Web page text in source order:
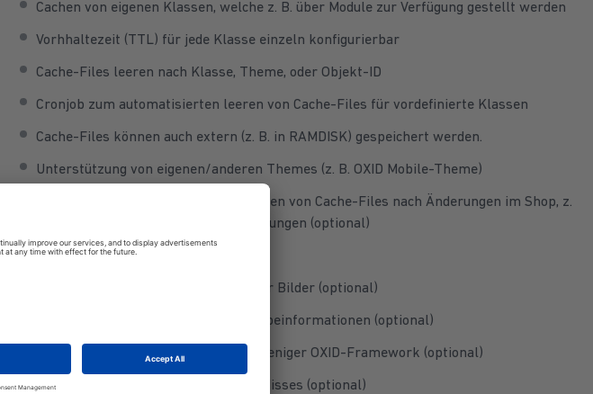
Cachen von eigenen Klassen, welche z. B. über Module zur Verfügung gestellt werden
Vorhhaltezeit (TTL) für jede Klasse einzeln konfigurierbar
Cache-Files leeren nach Klasse, Theme, oder Objekt-ID
Cronjob zum automatisierten leeren von Cache-Files für vordefinierte Klassen
Cache-Files können auch extern (z. B. in RAMDISK) gespeichert werden.
Unterstützung von eigenen/anderen Themes (z. B. OXID Mobile-Theme)
Automatisiertes Validieren und Löschen von Cache-Files nach Änderungen im Shop, z.
B. Artikelupdate oder Kategorieänderungen (optional)
Quellcode-Minimierung (optional)
Ergänzung height/width-Attribute für Bilder (optional)
Debug-Modus mit erweiterten Ausgabeinformationen (optional)
Beschleunigte Cacheprüfung durch weniger OXID-Framework (optional)
Protokollierung von Cache Hits and Misses (optional)